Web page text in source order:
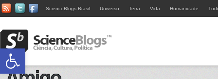
ScienceBlogs Brasil Universo Terra Vida Humanidade
Abrir a barra de ferramentas